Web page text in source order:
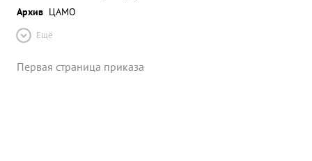
Архив ЦАМО
Ещё
Первая страница приказа